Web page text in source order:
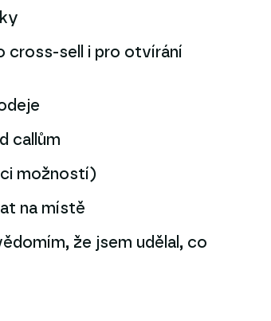
cross-sell i pro otvírání
callům
možností)
na místě
že jsem udělal, co